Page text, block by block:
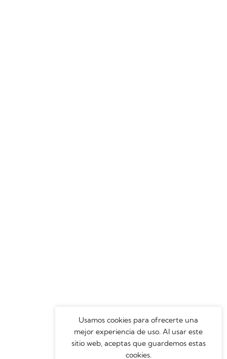
Usamos cookies para ofrecerte una
mejor experiencia de uso. Al usar este
sitio web, aceptas que guardemos estas
cookies.